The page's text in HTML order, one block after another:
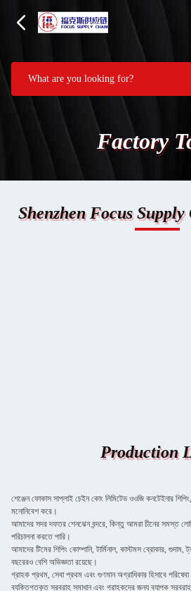
Factory
Shenzhen Focus
Production
শেঞ্জেন ফোকাস সাপ্লাই চেইন কোং লিমিটেড ওওজি কনটেইনার
মনোনিবেশ করে।
আমাদের সদর দফতর শেনঝেন বন্দরে, কিন্তু আমরা চীনের সমস্ত
পরিচালনা করতে পারি।
আমাদের টিমের শিপিং কোম্পানি, টার্মিনাল, কাস্টমস ব্রোকার, গুদাম,
বছরেরও বেশি অভিজ্ঞতা রয়েছে।
গ্রাহক প্রথম, সেবা প্রথম এবং গুণমান অগ্রাধিকার হিসাবে
ব্যক্তিগতকৃত সরবরাহ সমাধান এবং গ্রাহকদের জন্য ব্যাপক সরবরাহ